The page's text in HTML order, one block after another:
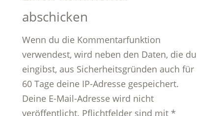
abschicken
Wenn du die Kommentarfunktion
verwendest, wird neben den Daten, die du
eingibst, aus Sicherheitsgründen auch für
60 Tage deine IP-Adresse gespeichert.
Deine E-Mail-Adresse wird nicht
veröffentlicht. Pflichtfelder sind mit *